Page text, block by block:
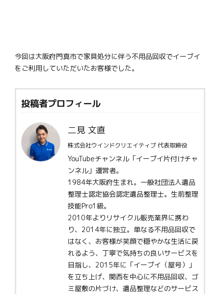
今回は大阪府門真市で家具処分に伴う不用品回収でイーブイ
をご利用していただいたお客様でした。
投稿者プロフィール
二見 文直
株式会社ウインドクリエイティブ 代表取締役
YouTubeチャンネル「イーブイ片付けチャ
ンネル」運営者。
1984年大阪府生まれ。一般社団法人遺品
整理士認定協会認定遺品整理士。生前整理
技能Pro1級。
2010年よりリサイクル販売業界に携わ
り、2014年に独立。単なる不用品回収で
はなく、お客様が笑顔で穏やかな生活に戻
れるよう、丁寧で気持ちの良いサービスを
目指し、2015年に「イーブイ（屋号）」
を立ち上げ、関西を中心に不用品回収、ゴ
ミ屋敷の片づけ、遺品整理などのサービス